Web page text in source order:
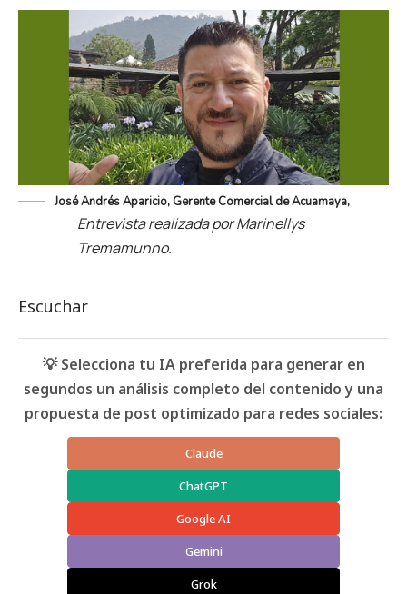
José Andrés Aparicio, Gerente Comercial de Acuamaya,
Entrevista realizada por Marinellys
Tremamunno.
Escuchar
💡 Selecciona tu IA preferida para generar en
segundos un análisis completo del contenido y una
propuesta de post optimizado para redes sociales:
Claude
ChatGPT
Google AI
Gemini
Grok